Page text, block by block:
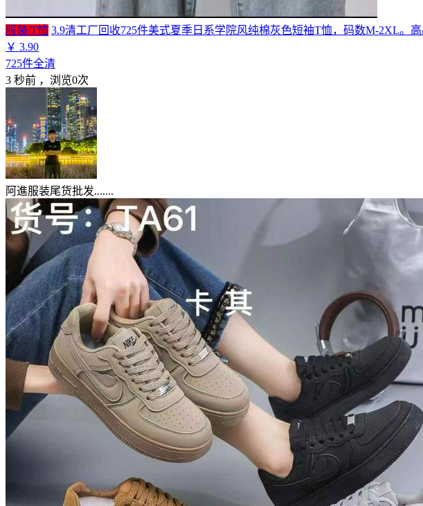
服装/T恤 3.9清工厂回收725件美式夏季日系学院风纯棉灰色短袖T恤，码数M-2XL。高
￥ 3.90
725件全清
3 秒前 ，浏览0次
阿進服装尾货批发.......